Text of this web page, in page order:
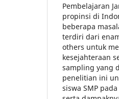
Pembelajaran
propinsi di
beberapa
terdiri dari
others untuk
kesejahteraan
sampling yang
penelitian ini
siswa SMP